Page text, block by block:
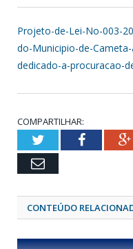
Projeto-de-Lei-No-003-
do-Municipio-de-
dedicado-a-procuracao-
COMPARTILHAR:
TwitterFacebook
Email
CONTEÚDO